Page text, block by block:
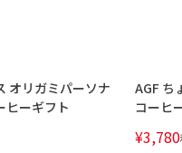
オリガミパーソナ
ヒーギフト
AGF ち
コーヒ
¥3,780